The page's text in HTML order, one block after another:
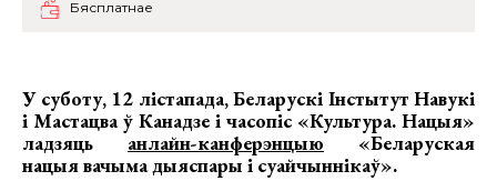
Бясплатнае
У суботу, 12 лістапада, Беларускі Інстытут Навукі
і Мастацва ў Канадзе і часопіс «Культура. Нацыя»
ладзяць анлайн-канферэнцыю
«Беларуская
нацыя вачыма дыяспары і суайчыннікаў».